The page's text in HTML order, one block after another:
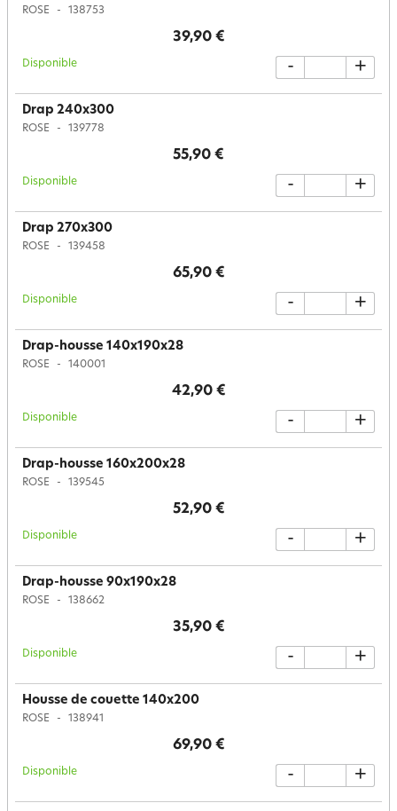
ROSE 138753
39,90 €
Disponible - +
Drap 240x300
ROSE 139778
55,90 €
Disponible - +
Drap 270x300
ROSE 139458
65,90 €
Disponible - +
Drap-housse 140x190x28
ROSE 140001
42,90 €
Disponible - +
Drap-housse 160x200x28
ROSE 139545
52,90 €
Disponible - +
Drap-housse 90x190x28
ROSE 138662
35,90 €
Disponible - +
Housse de couette 140x200
ROSE 138941
69,90 €
Disponible - +